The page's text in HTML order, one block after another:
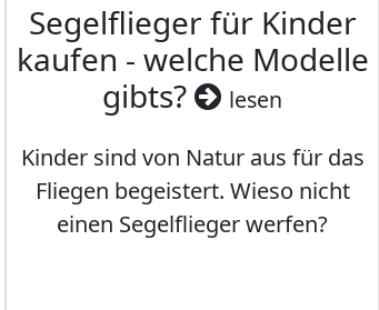
Segelflieger für Kinder
kaufen - welche Modelle
gibts?
lesen
Kinder sind von Natur aus für das
Fliegen begeistert. Wieso nicht
einen Segelflieger werfen?